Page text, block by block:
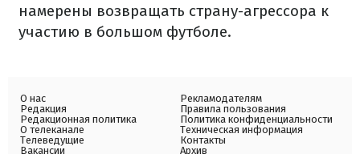
намерены возвращать страну-агрессора к
участию в большом футболе.
О нас
Редакция
Редакционная политика
О телеканале
Телеведущие
Вакансии
Рекламодателям
Правила пользования
Политика конфиденциальности
Техническая информация
Контакты
Архив